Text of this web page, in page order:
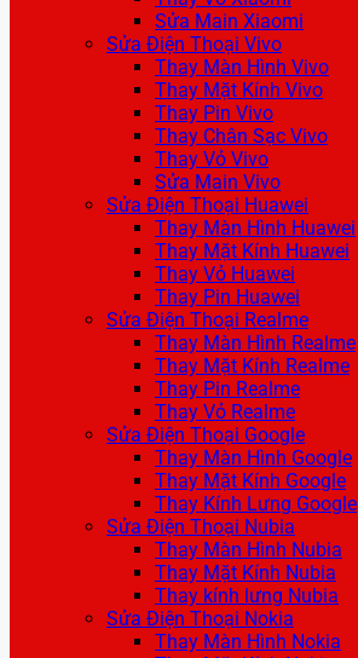
Sửa Main Xiaomi
Sửa Điện Thoại Vivo
Thay Màn Hình Vivo
Thay Mặt Kính Vivo
Thay Pin Vivo
Thay Chân Sạc Vivo
Thay Vỏ Vivo
Sửa Main Vivo
Sửa Điện Thoại Huawei
Thay Màn Hình Huawei
Thay Mặt Kính Huawei
Thay Vỏ Huawei
Thay Pin Huawei
Sửa Điện Thoại Realme
Thay Màn Hình Realme
Thay Mặt Kính Realme
Thay Pin Realme
Thay Vỏ Realme
Sửa Điện Thoại Google
Thay Màn Hình Google
Thay Mặt Kính Google
Thay Kính Lưng Google
Sửa Điện Thoại Nubia
Thay Màn Hình Nubia
Thay Mặt Kính Nubia
Thay kính lưng Nubia
Sửa Điện Thoại Nokia
Thay Màn Hình Nokia